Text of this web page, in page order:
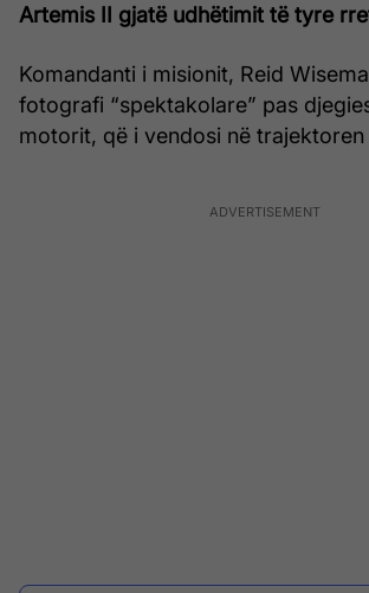
Artemis II gjatë udhëtimit të tyre
Komandanti i misionit, Reid
fotografi “spektakolare” pas
motorit, që i vendosi në trajektoren